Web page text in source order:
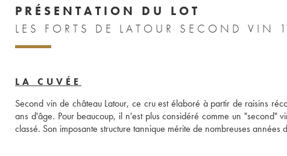
PRÉSENTATION DU LOT
LES
LA CUVÉE
Second vin de château Latour, ce cru est élaboré à partir de raisins
ans d'âge. Pour beaucoup, il n'est plus considéré comme un
classé. Son imposante structure tannique mérite de nombreuses